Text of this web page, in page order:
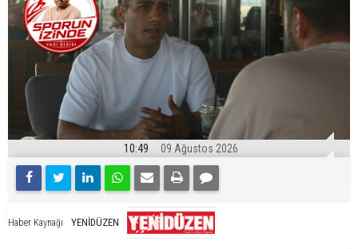
10:49 09 Ağustos 2026
Haber Kaynağı YENİDÜZEN